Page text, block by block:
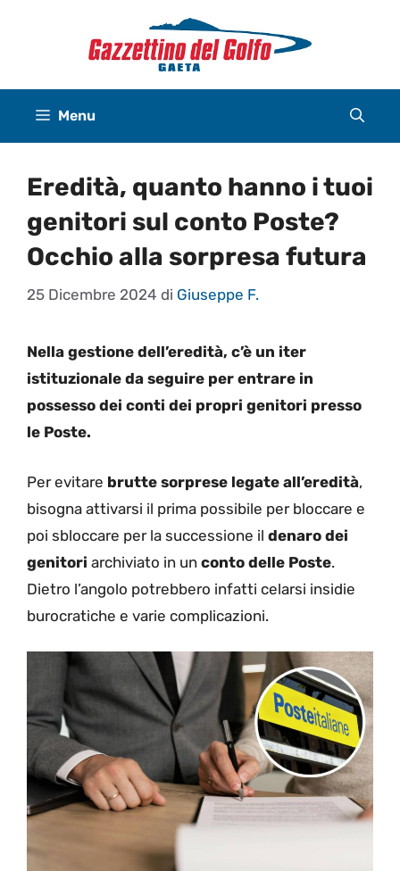
Menu
Eredità, quanto hanno i tuoi
genitori sul conto Poste?
Occhio alla sorpresa futura
25 Dicembre 2024 di Giuseppe F.
Nella gestione dell’eredità, c’è un iter
istituzionale da seguire per entrare in
possesso dei conti dei propri genitori presso
le Poste.
Per evitare brutte sorprese legate all’eredità,
bisogna attivarsi il prima possibile per bloccare e
poi sbloccare per la successione il denaro dei
genitori archiviato in un conto delle Poste.
Dietro l’angolo potrebbero infatti celarsi insidie
burocratiche e varie complicazioni.